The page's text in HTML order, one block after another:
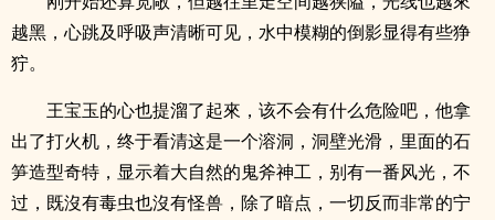
越黑，心跳及呼吸声清晰可见，水中模糊的倒影显得有些狰
狞。
王宝玉的心也提溜了起來，该不会有什么危险吧，他拿
出了打火机，终于看清这是一个溶洞，洞壁光滑，里面的石
笋造型奇特，显示着大自然的鬼斧神工，别有一番风光，不
过，既沒有毒虫也沒有怪兽，除了暗点，一切反而非常的宁